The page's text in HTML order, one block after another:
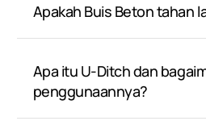
Apakah Buis Beton tahan
Apa itu U-Ditch dan
penggunaannya?